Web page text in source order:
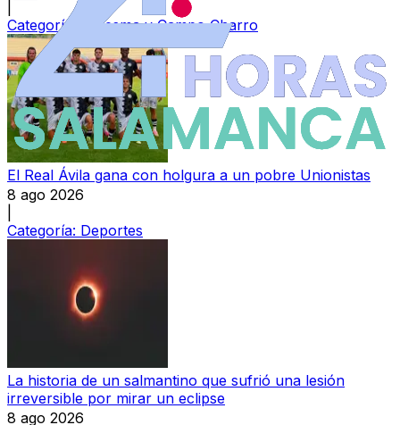
Categoría:
Ledesma y Campo Charro
El Real Ávila gana con holgura a un pobre Unionistas
8 ago 2026
Categoría: Deportes
La historia de un salmantino que sufrió una lesión
irreversible por mirar un eclipse
8 ago 2026